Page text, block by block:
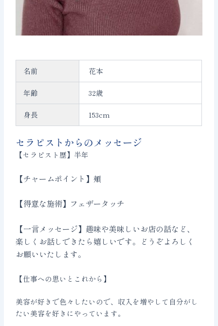
名前 花本
年齢 32歳
身長 153cm
セラピストからのメッセージ
【セラピスト歴】半年
【チャームポイント】頬
【得意な施術】フェザータッチ
【一言メッセージ】趣味や美味しいお店の話など、
楽しくお話しできたら嬉しいです。どうぞよろしく
お願いいたします。
【仕事への思いとこれから】
美容が好きで色々したいので、収入を増やして自分がし
たい美容を好きにやっています。